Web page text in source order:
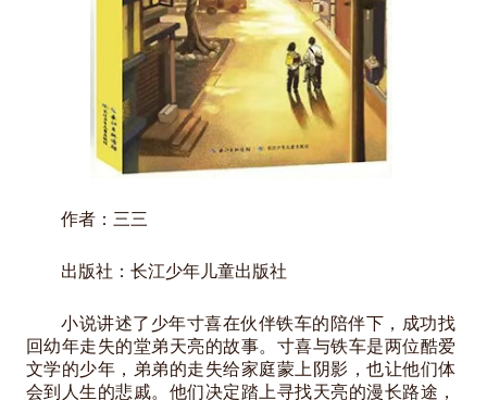
作者：三三
出版社：长江少年儿童出版社
小说讲述了少年寸喜在伙伴铁车的陪伴下，成功找
回幼年走失的堂弟天亮的故事。寸喜与铁车是两位酷爱
文学的少年，弟弟的走失给家庭蒙上阴影，也让他们体
会到人生的悲戚。他们决定踏上寻找天亮的漫长路途，